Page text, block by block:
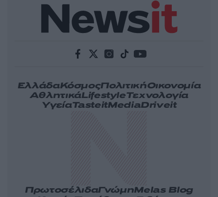
ΕλλάδαΚόσμοςΠολιτικήΟικονομία
ΑθλητικάLifestyleΤεχνολογία
ΥγείαTasteitMediaDriveit
ΠρωτοσέλιδαΓνώμηMelas Blog